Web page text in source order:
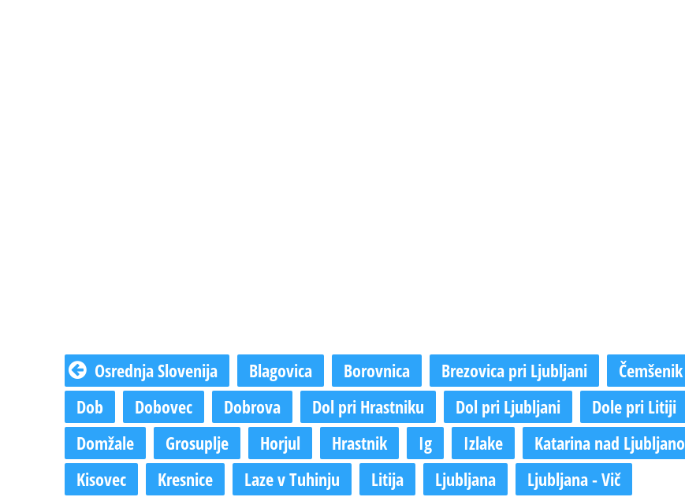
Osrednja Slovenija Blagovica Borovnica Brezovica pri Ljubljani
Čemšenik
Dob
Dobovec Dobrova Dol pri Hrastniku Dol pri Ljubljani
Dole pri Litiji
Domžale
Grosuplje Horjul Hrastnik Ig Izlake
Katarina nad Ljubljano
Kisovec
Kresnice Laze v Tuhinju Litija Ljubljana Ljubljana - Vič